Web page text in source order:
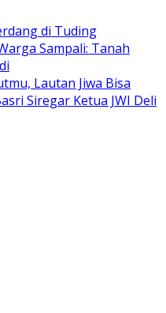
di Tuding
Sampali: Tanah
Lautan Jiwa Bisa
Siregar Ketua JWI Deli